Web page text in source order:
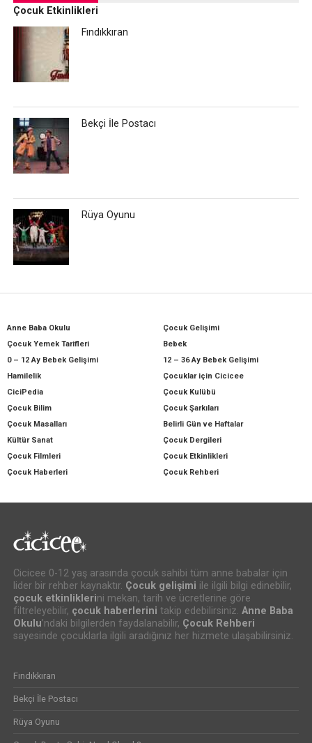
Çocuk Etkinlikleri
Fındıkkıran
Bekçi İle Postacı
Rüya Oyunu
Anne Baba Okulu
Çocuk Gelişimi
Çocuk Yemek Tarifleri
Bebek
0 – 12 Ay Bebek Gelişimi
12 – 36 Ay Bebek Gelişimi
Hamilelik
Çocuklar için Cicicee
CiciPedia
Çocuk Kulübü
Çocuk Bilim
Çocuk Şarkıları
Çocuk Masalları
Belirli Gün ve Haftalar
Kültür Sanat
Çocuk Dergileri
Çocuk Filmleri
Çocuk Etkinlikleri
Çocuk Haberleri
Çocuk Rehberi
Cicicee 0-12 yaş arasında çocuk sahibi tüm anne babalar için
lider bir rehber kaynaktır. Çocuk gelişimi ile ilgili bilgi edinebilir,
çocuk etkinliklerini mekan, tarih ve ücretlerine göre
filtreleyebilir, çocuk haberlerini takip edebilirsiniz. Anne Baba
Okulu’ndaki bilgilerden faydalanabilir, Çocuk Rehberi
sayesinde çocuklarla ilgili aradığınız her hizmete ulaşabilirsiniz.
Fındıkkıran
Bekçi İle Postacı
Rüya Oyunu